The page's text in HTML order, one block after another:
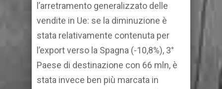
l’arretramento generalizzato delle
vendite in Ue: se la diminuzione è
stata relativamente contenuta per
l’export verso la Spagna (-10,8%), 3°
Paese di destinazione con 66 mln, è
stata invece ben più marcata in